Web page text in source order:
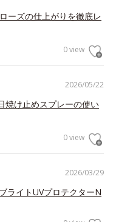
ーズの仕上がりを徹底レ
0 view
2026/05/22
焼け止めスプレーの使い
0 view
2026/03/29
ライトUVプロテクターN